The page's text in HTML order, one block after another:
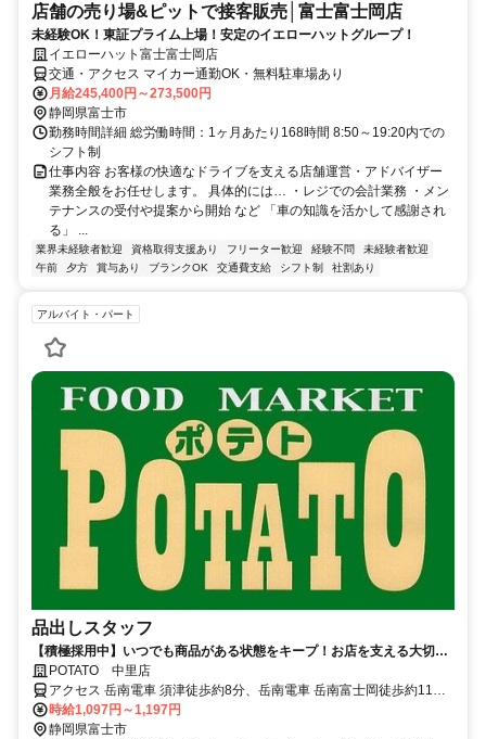
店舗の売り場&ピットで接客販売│富士富士岡店
未経験OK！東証プライム上場！安定のイエローハットグループ！
イエローハット富士富士岡店
交通・アクセス マイカー通勤OK・無料駐車場あり
月給245,400円～273,500円
静岡県富士市
勤務時間詳細 総労働時間：1ヶ月あたり168時間 8:50～19:20内での
シフト制
仕事内容 お客様の快適なドライブを支える店舗運営・アドバイザー
業務全般をお任せします。 具体的には… ・レジでの会計業務 ・メン
テナンスの受付や提案から開始 など 「車の知識を活かして感謝され
る」 ...
業界未経験者歓迎 資格取得支援あり フリーター歓迎 経験不問
未経験者歓迎
午前
夕方 賞与あり ブランクOK 交通費支給 シフト制 社割あり
アルバイト・パート
品出しスタッフ
【積極採用中】いつでも商品がある状態をキープ！お店を支える大切な
業務をおまかせします。
POTATO 中里店
アクセス 岳南電車 須津徒歩約8分、岳南電車 岳南富士岡徒歩約11
分、岳南電車 神谷徒歩約19分
時給1,097円～1,197円
静岡県富士市